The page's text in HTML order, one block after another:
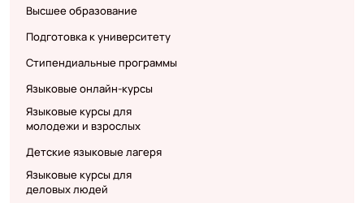
Высшее образование
Подготовка к университету
Стипендиальные программы
Языковые онлайн-курсы
Языковые курсы для
молодежи и взрослых
Детские языковые лагеря
Языковые курсы для
деловых людей